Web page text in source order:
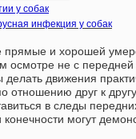
у собак
инфекция у собак
прямые и хорошей
осмотре не с передней
движения
отношению друг к
в следы
могут